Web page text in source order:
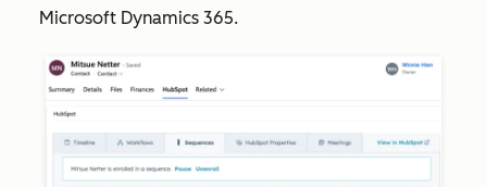
Microsoft Dynamics 365.